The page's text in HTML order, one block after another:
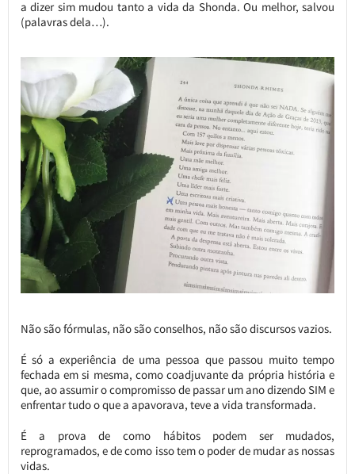
a dizer sim mudou tanto a vida da Shonda. Ou melhor, salvou
(palavras dela…).
Não são fórmulas, não são conselhos, não são discursos vazios.
É só a experiência de uma pessoa que passou muito tempo
fechada em si mesma, como coadjuvante da própria história e
que, ao assumir o compromisso de passar um ano dizendo SIM e
enfrentar tudo o que a apavorava, teve a vida transformada.
É a prova de como hábitos podem ser mudados,
reprogramados, e de como isso tem o poder de mudar as nossas
vidas.